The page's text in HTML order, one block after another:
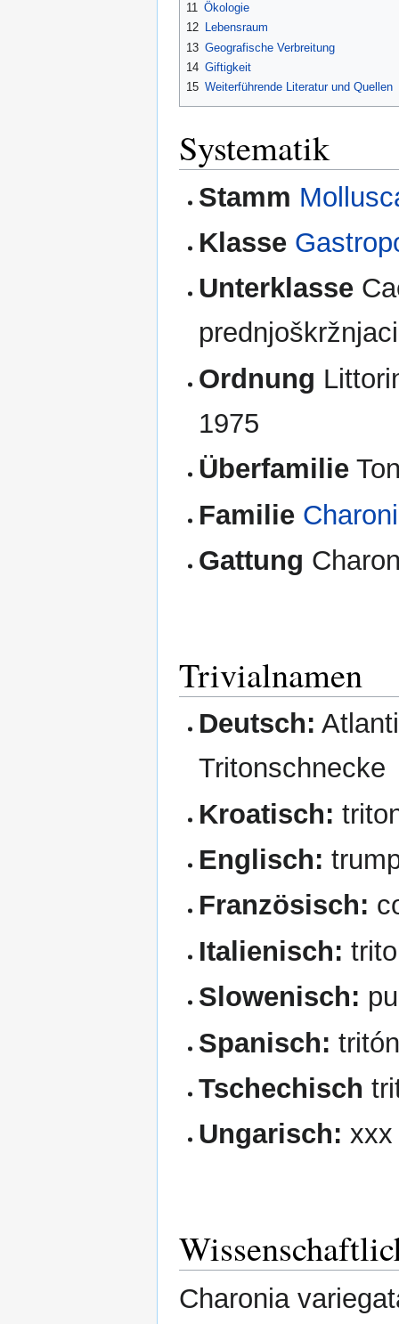
11 Ökologie
12 Lebensraum
13 Geografische Verbreitung
14 Giftigkeit
15 Weiterführende Literatur und Quellen
Systematik
Stamm
Klasse
Unterklasse
prednjoškržnjaci
Ordnung
1975
Überfamilie
Familie
Gattung
Trivialnamen
Deutsch:
Tritonschnecke
Kroatisch:
Englisch:
Französisch:
Italienisch:
Slowenisch:
Spanisch:
Tschechisch
Ungarisch: xxx
Charonia